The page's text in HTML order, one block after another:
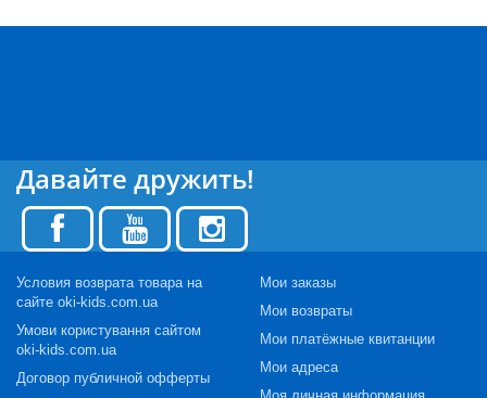
Давайте дружить!
Условия возврата товара на
сайте oki-kids.com.ua
Умови користування сайтом
oki-kids.com.ua
Договор публичной офферты
Мои заказы
Мои возвраты
Мои платёжные квитанции
Мои адреса